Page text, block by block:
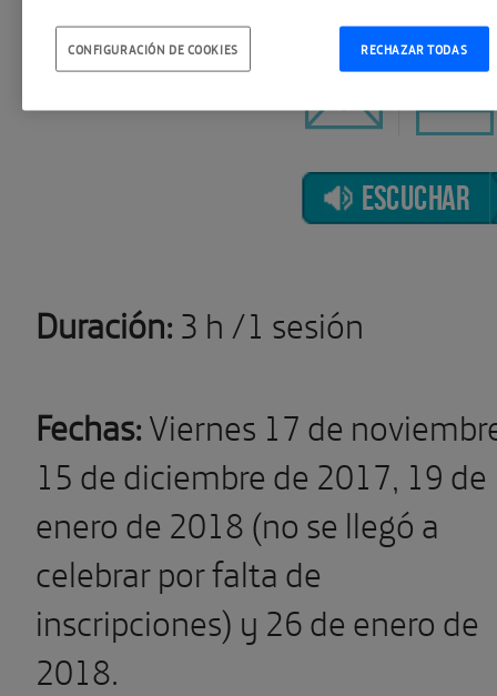
ESCUCHAR
Duración:3 h /1 sesión
Fechas:Viernes 17 de
15 de diciembre de 2017, 19 de
enero de 2018 (no se llegó a
celebrar por falta de
inscripciones) y 26 de enero de
2018.
RECHAZAR TODAS
CONFIGURACIÓN DE COOKIES